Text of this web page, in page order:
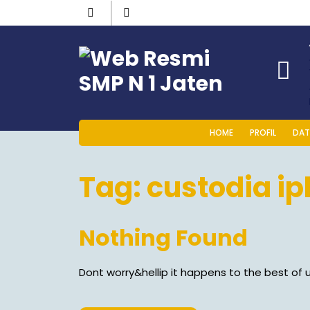
HOME PROFIL
Tag:custodia
Nothing Found
Dont worry&hellip it happens to the best of